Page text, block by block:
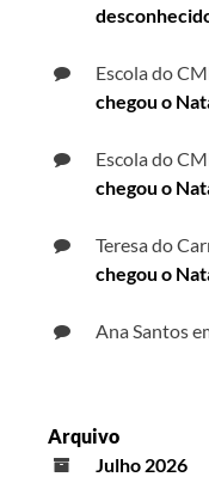
Escola do
chegou o
Escola do
chegou o
Teresa do
chegou o
Ana Santos
Arquivo
Julho 2026